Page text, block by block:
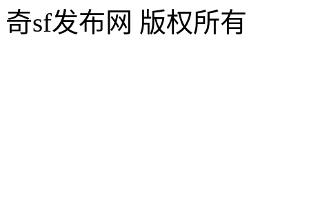
奇sf发布网 版权所有